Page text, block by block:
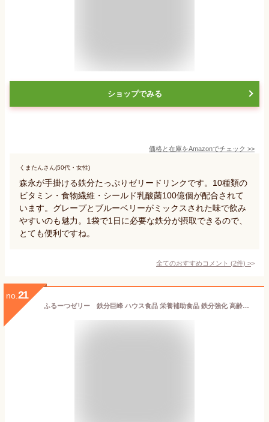
ショップでみる
価格と在庫をAmazonでチェック >>
くまたんさん(50代・女性)
森永が手掛ける鉄分たっぷりゼリードリンクです。10種類の
ビタミン・食物繊維・シールド乳酸菌100億個が配合されて
います。グレープとブルーベリーがミックスされた味で飲み
やすいのも魅力。1袋で1日に必要な鉄分が摂取できるので、
とても便利ですね。
全てのおすすめコメント (2件) >
no. 21
ふるーつゼリー 鉄分巨峰 ハウス食品 栄養補助食品 鉄分強化 高齢者 お年寄り ギフト対応